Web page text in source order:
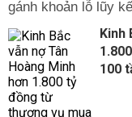
gánh khoản lỗ lũy
Kinh
100